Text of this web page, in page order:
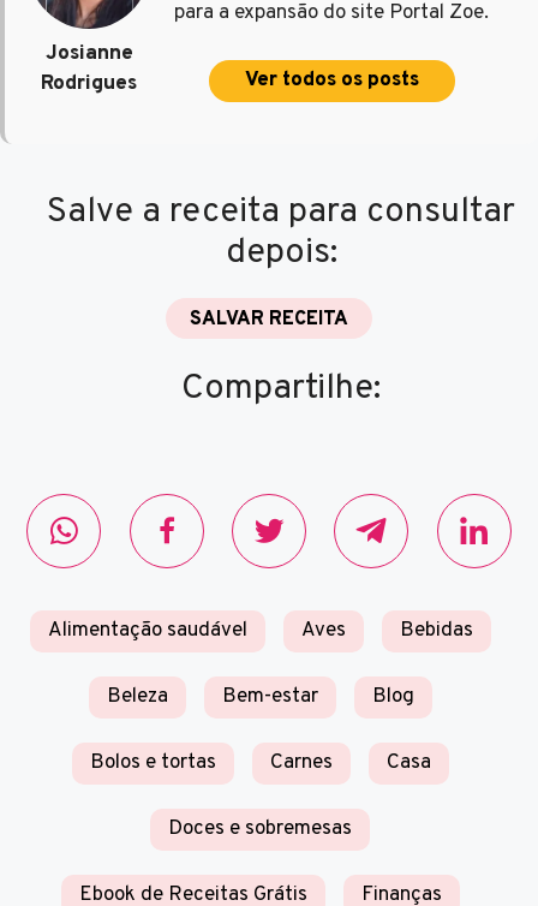
Josianne
Rodrigues
para a expansão do site Portal Zoe.
Ver todos os posts
Salve a receita para consultar
depois:
SALVAR RECEITA
Compartilhe:
Alimentação saudável Aves Bebidas
Beleza Bem-estar Blog
Bolos e tortas Carnes Casa
Doces e sobremesas
Ebook de Receitas Grátis Finanças